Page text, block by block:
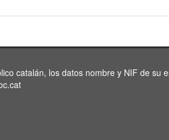
catalán, los datos nombre y NIF de su